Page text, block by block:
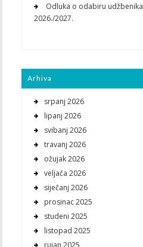
Odluka o odabiru
2026./2027.
Arhiva
srpanj 2026
lipanj 2026
svibanj 2026
travanj 2026
ožujak 2026
veljača 2026
siječanj 2026
prosinac 2025
studeni 2025
listopad 2025
rujan 2025